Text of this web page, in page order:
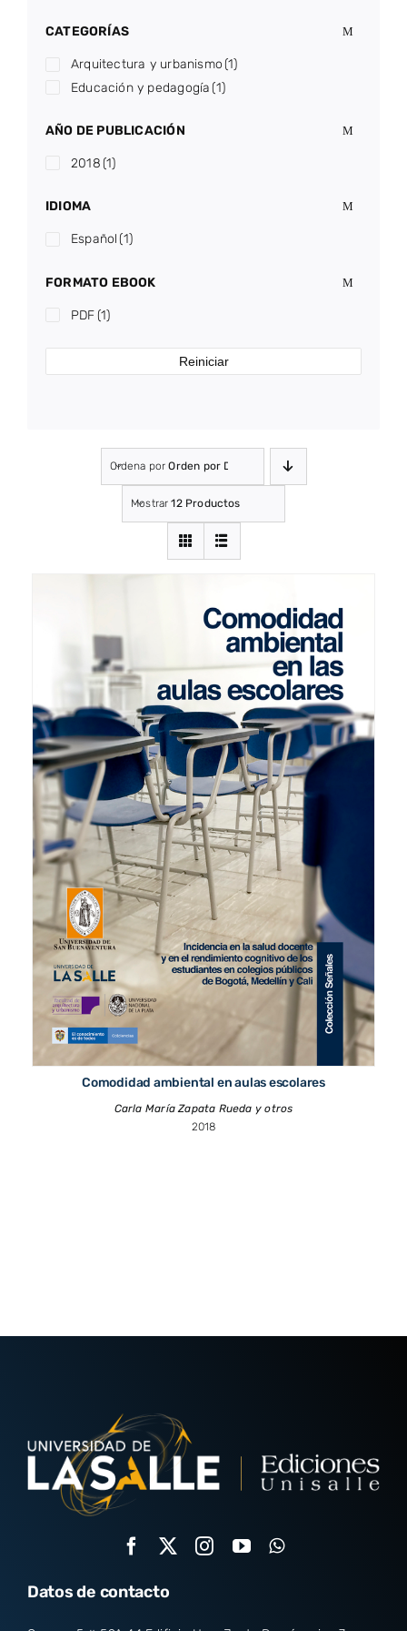
CATEGORÍAS
Arquitectura y urbanismo(1)
Educación y pedagogía(1)
AÑO DE PUBLICACIÓN
2018(1)
IDIOMA
Español (1)
FORMATO EBOOK
PDF(1)
Reiniciar
Ordena porOrden por Defecto
Mostrar12 Productos
Comodidad ambiental en aulas escolares
Carla María Zapata Rueda y otros
2018
Datos de contacto